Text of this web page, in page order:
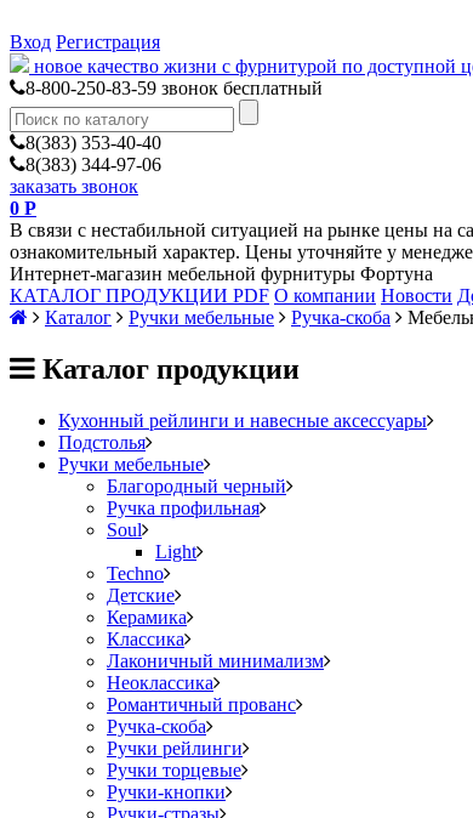
Вход Регистрация
новое качество жизни с фурнитурой по доступной
8-800-250-83-59 звонок бесплатный
8(383) 353-40-40
8(383) 344-97-06
заказать звонок
0 Р
В связи с нестабильной ситуацией на рынке цены на
ознакомительный характер. Цены уточняйте у
Интернет-магазин мебельной фурнитуры Фортуна
КАТАЛОГ ПРОДУКЦИИ PDF О компании Новости
Каталог
Ручки мебельные Ручка-скоба
Каталог продукции
Кухонный рейлинги и навесные аксессуары
Подстолья
Ручки мебельные
Благородный черный
Ручка профильная
Soul
Light
Techno
Детские
Керамика
Классика
Лаконичный минимализм
Неоклассика
Романтичный прованс
Ручка-скоба
Ручки рейлинги
Ручки торцевые
Ручки-кнопки
Ручки-стразы